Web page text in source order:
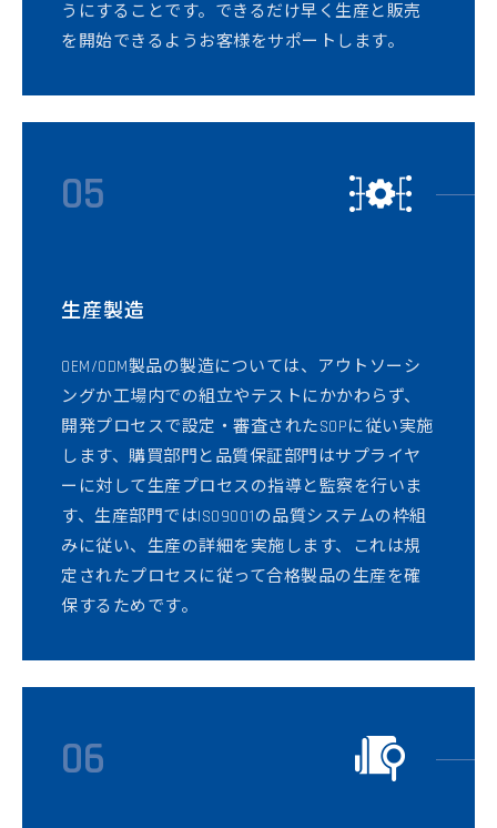
うにすることです。できるだけ早く生産と販売
を開始できるようお客様をサポートします。
05
生産製造
OEM/ODM製品の製造については、アウトソーシ
ングか工場内での組立やテストにかかわらず、
開発プロセスで設定・審査されたSOPに従い実施
します、購買部門と品質保証部門はサプライヤ
ーに対して生産プロセスの指導と監察を行いま
す、生産部門ではISO9001の品質システムの枠組
みに従い、生産の詳細を実施します、これは規
定されたプロセスに従って合格製品の生産を確
保するためです。
06